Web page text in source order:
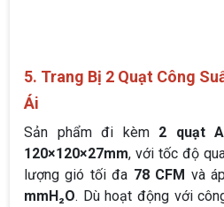
5. Trang Bị 2 Quạt Công
Ái
Sản phẩm đi kèm 2 quạt
120×120×27mm, với tốc độ
lượng gió tối đa 78 CFM và
mmH₂O. Dù hoạt động với